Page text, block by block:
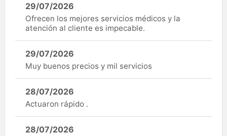
29/07/2026
Ofrecen los mejores servicios médicos y la
atención al cliente es impecable.
29/07/2026
Muy buenos precios y mil servicios
28/07/2026
Actuaron rápido .
28/07/2026